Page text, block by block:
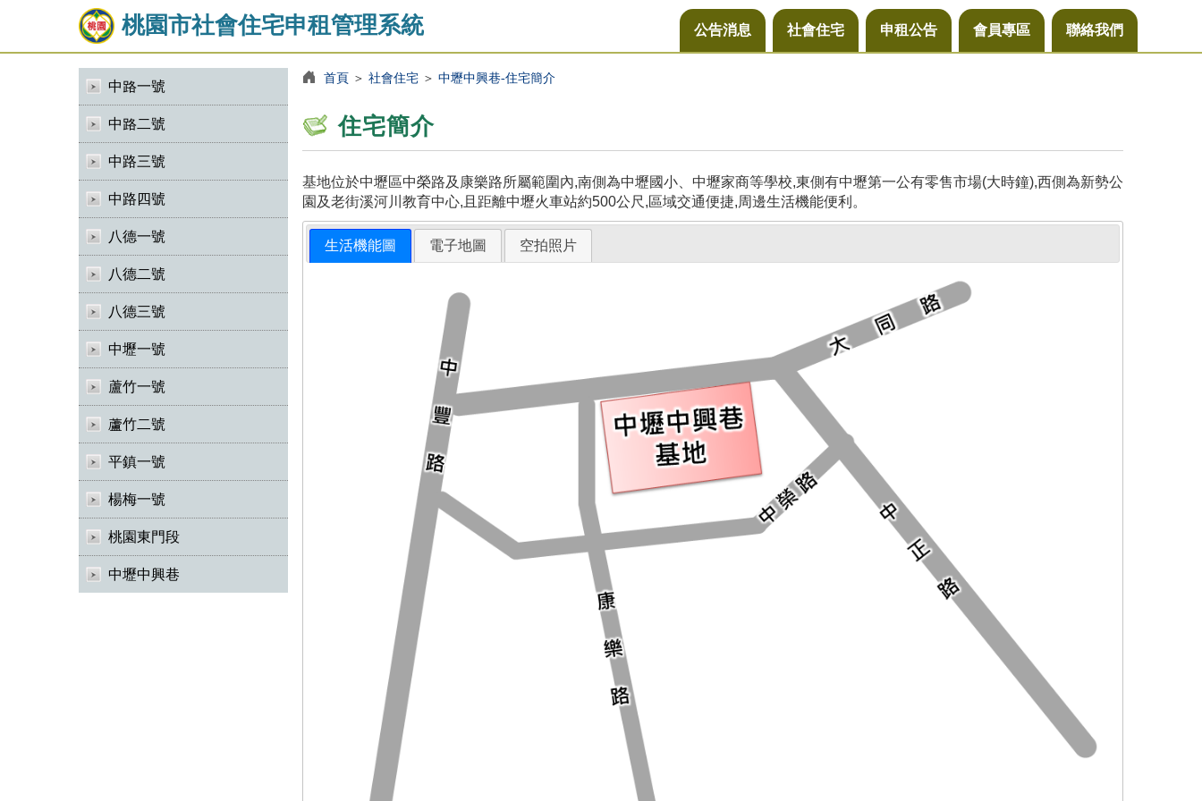
桃園市社會住宅申租管理系統 公告消息 社會住宅 申租公告 會員專區 聯絡我們
中路一號
中路二號
中路三號
中路四號
八德一號
八德二號
八德三號
中壢一號
蘆竹一號
蘆竹二號
平鎮一號
楊梅一號
桃園東門段
中壢中興巷
首頁＞ 社會住宅＞ 中壢中興巷-住宅簡介
住宅簡介
基地位於中壢區中榮路及康樂路所屬範圍內,南側為中壢國小、中壢家商等學校,東側有中壢第一公有零售市場(大時鐘),西側為新勢公
園及老街溪河川教育中心,且距離中壢火車站約500公尺,區域交通便捷,周邊生活機能便利。
生活機能圖 電子地圖 空拍照片